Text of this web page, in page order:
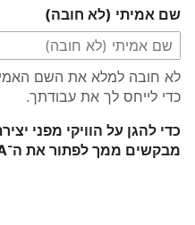
שם אמיתי (לא חובה)
לא חובה למלא את השם
כדי לייחס לך את עבודתך.
כדי להגן על הוויקי מפני
מבקשים ממך לפתור את ה־CAPTCHA הבאה: